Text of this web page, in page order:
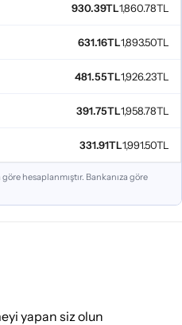
930.39TL1,860.78TL
631.16TL1,893.50TL
481.55TL1,926.23TL
391.75TL1,958.78TL
331.91TL1,991.50TL
hesaplanmıştır. Bankanıza göre
yapan siz olun